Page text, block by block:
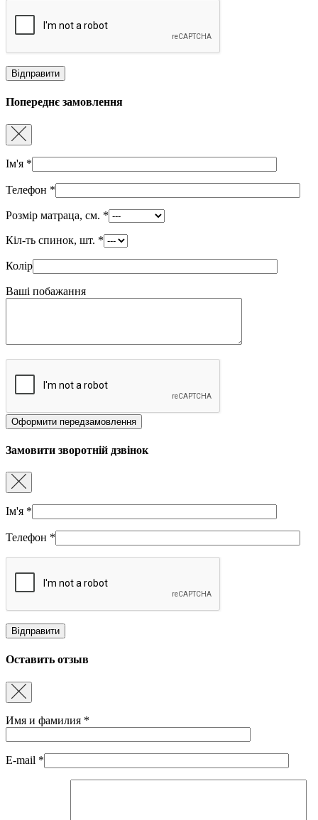
Попереднє замовлення
Ім'я *
Телефон *
Розмір матраца, см. *
Кіл-ть спинок, шт. *
Колір
Ваші побажання
Замовити зворотній дзвінок
Ім'я *
Телефон *
Оставить отзыв
Имя и фамилия *
E-mail *